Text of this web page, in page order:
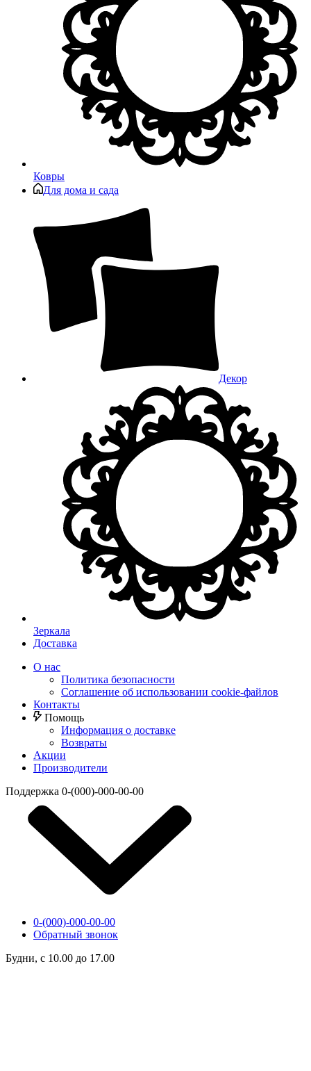
Ковры
Для дома и сада
Декор
Зеркала
Доставка
О нас
Политика безопасности
Соглашение об использовании cookie-файлов
Контакты
Помощь
Информация о доставке
Возвраты
Акции
Производители
Поддержка 0-(000)-000-00-00
0-(000)-000-00-00
Обратный звонок
Будни, с 10.00 до 17.00